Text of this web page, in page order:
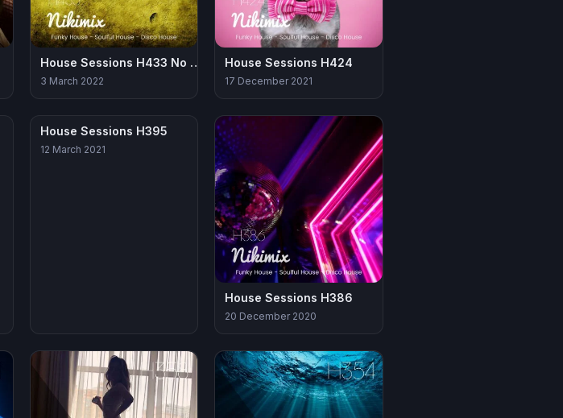
House Sessions H433 No War In Ukraine
3 March 2022
House Sessions H424
17 December 2021
House Sessions H395
12 March 2021
House Sessions H386
20 December 2020